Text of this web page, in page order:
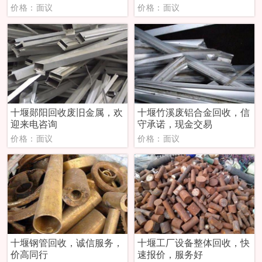
价格：面议 价格：面议
十堰郧阳回收废旧金属，欢
迎来电咨询
价格：面议
十堰竹溪废铝合金回收，信
守承诺，现金交易
价格：面议
十堰钢管回收，诚信服务，
价高同行
十堰工厂设备整体回收，快
速报价，服务好